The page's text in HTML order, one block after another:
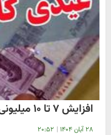
افزایش ۷ تا ۱۰ میلیونی عیدی کارمندان در راه است؟
۲۸ آبان ۱۴۰۴ | ۲۰:۵۲